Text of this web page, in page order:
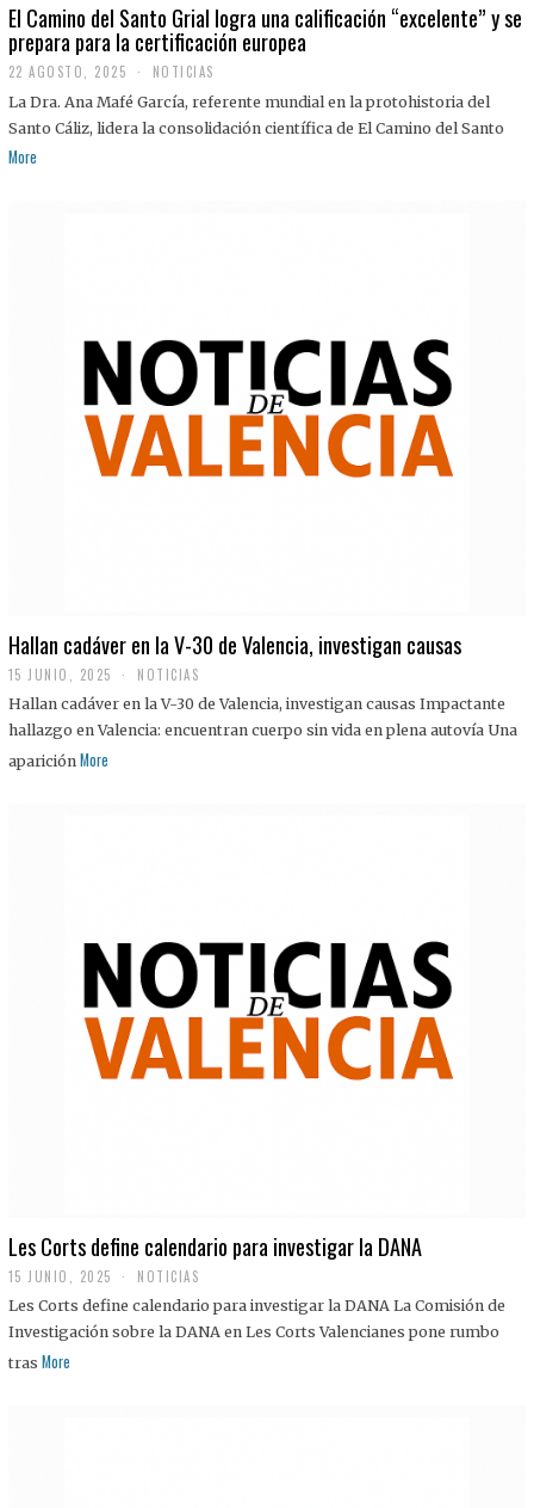
El Camino del Santo Grial logra una calificación “excelente” y se
prepara para la certificación europea
22 AGOSTO, 2025
2
A
G
NOTICIAS
La Dra. Ana Mafé García, referente mundial en la protohistoria del
Santo Cáliz, lidera la consolidación científica de El Camino del Santo
More
Hallan cadáver en la V-30 de Valencia, investigan causas
15 JUNIO, 2025 NOTICIAS
Hallan cadáver en la V-30 de Valencia, investigan causas Impactante
hallazgo en Valencia: encuentran cuerpo sin vida en plena autovía Una
aparición More
Les Corts define calendario para investigar la DANA
15 JUNIO, 2025 NOTICIAS
Les Corts define calendario para investigar la DANA La Comisión de
Investigación sobre la DANA en Les Corts Valencianes pone rumbo
tras More